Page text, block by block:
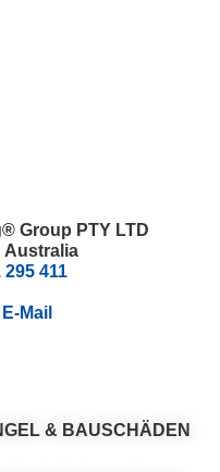
Group PTY LTD
Australia
295 411
Mail
& BAUSCHÄDEN